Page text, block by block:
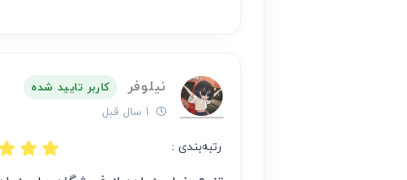
نیلوفر
کاربر تایید شده
رتبه‌بندی :